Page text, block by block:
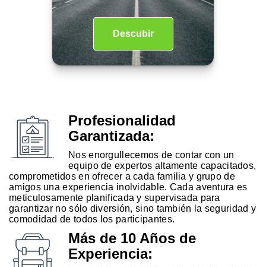
Descubir
Profesionalidad
Garantizada:
Nos enorgullecemos de contar con un
equipo de expertos altamente capacitados,
comprometidos en ofrecer a cada familia y grupo de
amigos una experiencia inolvidable. Cada aventura es
meticulosamente planificada y supervisada para
garantizar no sólo diversión, sino también la seguridad y
comodidad de todos los participantes.
Más de 10 Años de
Experiencia: